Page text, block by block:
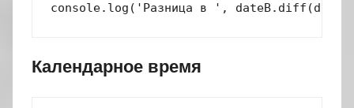
console.log('Разница в ',
Календарное время